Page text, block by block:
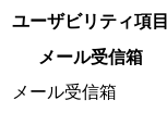
ユーザビリティ項目
メール受信箱
メール受信箱